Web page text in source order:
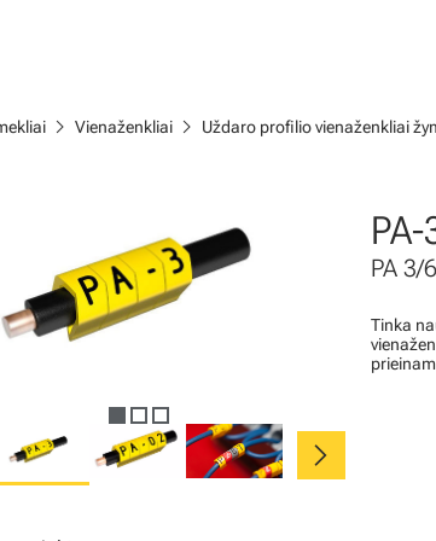
chevron_right Vienaženkliai chevron_right Uždaro profilio vienaženkliai
chevron_right
PA 3/
Tinka